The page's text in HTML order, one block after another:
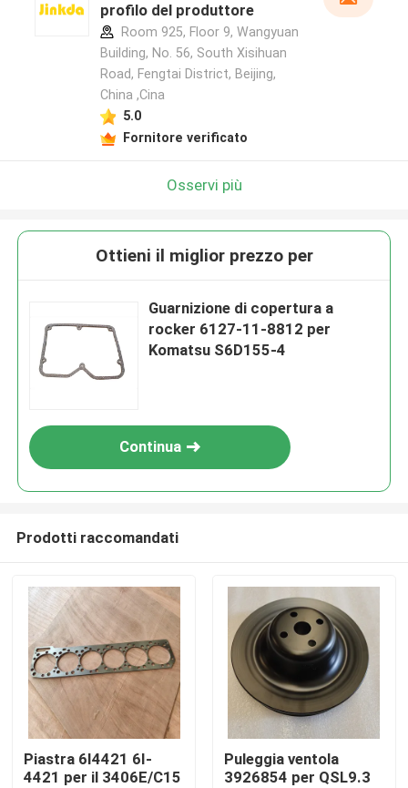
profilo del produttore
Room 925, Floor 9, Wangyuan
Building, No. 56, South Xisihuan
Road, Fengtai District, Beijing,
China ,Cina
5.0
Fornitore verificato
Osservi più
Ottieni il miglior prezzo per
Guarnizione di copertura a
rocker 6127-11-8812 per
Komatsu S6D155-4
Continua
Prodotti raccomandati
Piastra 6I4421 6I-
4421 per il 3406E/C15
Puleggia ventola
3926854 per QSL9.3